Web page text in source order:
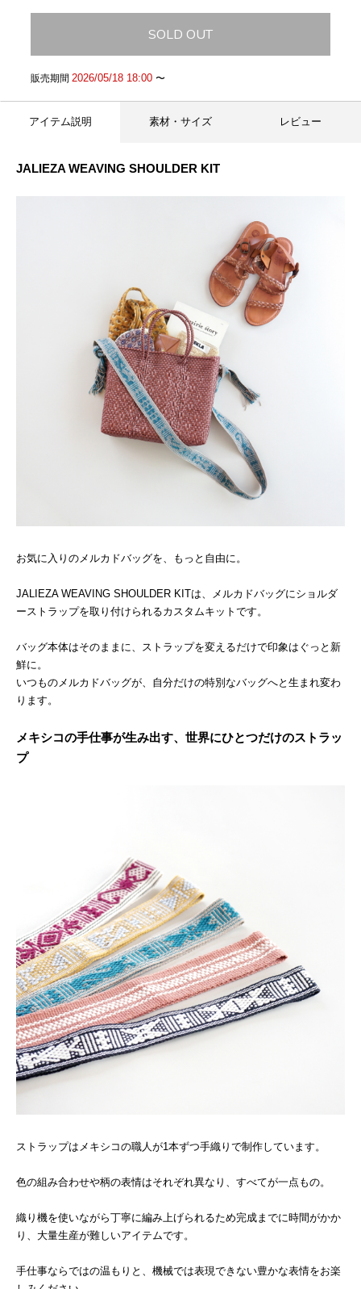
SOLD OUT
販売期間 2026/05/18 18:00〜
アイテム説明 素材・サイズ レビュー
JALIEZA WEAVING SHOULDER KIT
お気に入りのメルカドバッグを、もっと自由に。
JALIEZA WEAVING SHOULDER KITは、メルカドバッグにショルダ
ーストラップを取り付けられるカスタムキットです。
バッグ本体はそのままに、ストラップを変えるだけで印象はぐっと新
鮮に。
いつものメルカドバッグが、自分だけの特別なバッグへと生まれ変わ
ります。
メキシコの手仕事が生み出す、世界にひとつだけのストラッ
プ
ストラップはメキシコの職人が1本ずつ手織りで制作しています。
色の組み合わせや柄の表情はそれぞれ異なり、すべてが一点もの。
織り機を使いながら丁寧に編み上げられるため完成までに時間がかか
り、大量生産が難しいアイテムです。
手仕事ならではの温もりと、機械では表現できない豊かな表情をお楽